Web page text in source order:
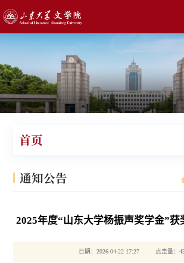
首页
通知公告
2025年度“山东大学杨振声奖学金”获
日期：2026-04-22 17:27 点击量：